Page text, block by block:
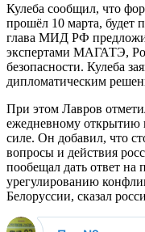
Кулеба сообщил, что
прошёл 10 марта, будет
глава МИД РФ
экспертами МАГАТЭ,
безопасности. Кулеба
дипломатическим
При этом Лавров
ежедневному открытию
силе. Он добавил, что
вопросы и действия
пообещал дать ответ на
урегулированию
Белоруссии, сказал